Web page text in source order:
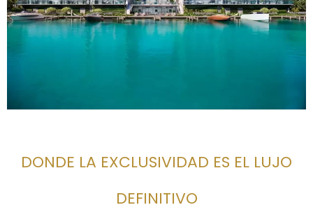
DONDE LA EXCLUSIVIDAD ES EL LUJO
DEFINITIVO